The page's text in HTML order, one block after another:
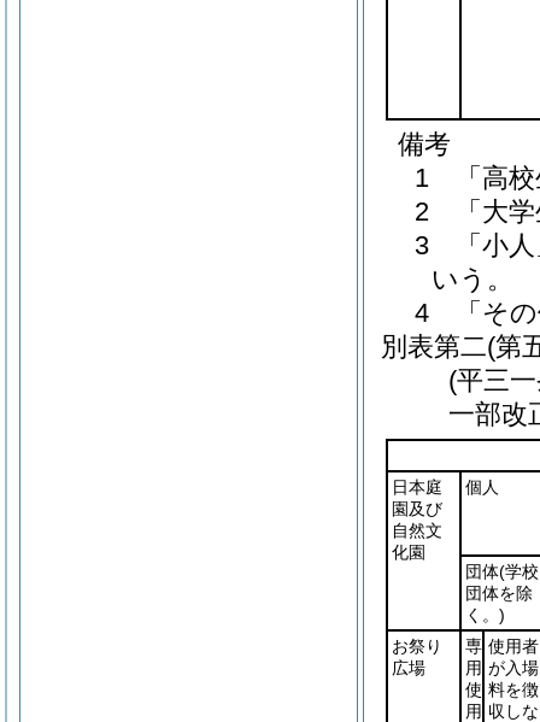
備考
1 「高校
2 「大学
3 「小人
いう。
4 「その
別表第二(第
(平三
一部改
日本庭
園及び
自然文
化園
個人
団体(学校
団体を除
く。)
お祭り
広場
専
用
使
用
使用者
が入場
料を徴
収しな